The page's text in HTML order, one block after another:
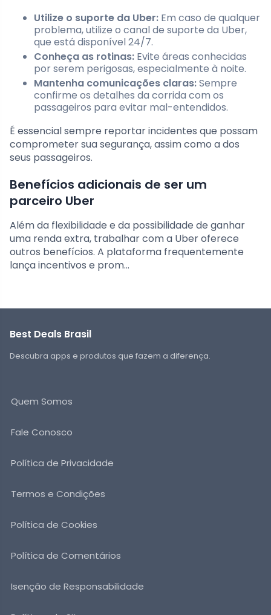
Utilize o suporte da Uber: Em caso de qualquer
problema, utilize o canal de suporte da Uber,
que está disponível 24/7.
Conheça as rotinas: Evite áreas conhecidas
por serem perigosas, especialmente à noite.
Mantenha comunicações claras:Sempre
confirme os detalhes da corrida com os
passageiros para evitar mal-entendidos.
É essencial sempre reportar incidentes que possam
comprometer sua segurança, assim como a dos
seus passageiros.
Benefícios adicionais de ser um
parceiro Uber
Além da flexibilidade e da possibilidade de ganhar
uma renda extra, trabalhar com a Uber oferece
outros benefícios. A plataforma frequentemente
lança incentivos e prom…
Best Deals Brasil
Descubra apps e produtos que fazem a diferença.
Quem Somos
Fale Conosco
Política de Privacidade
Termos e Condições
Política de Cookies
Política de Comentários
Isenção de Responsabilidade